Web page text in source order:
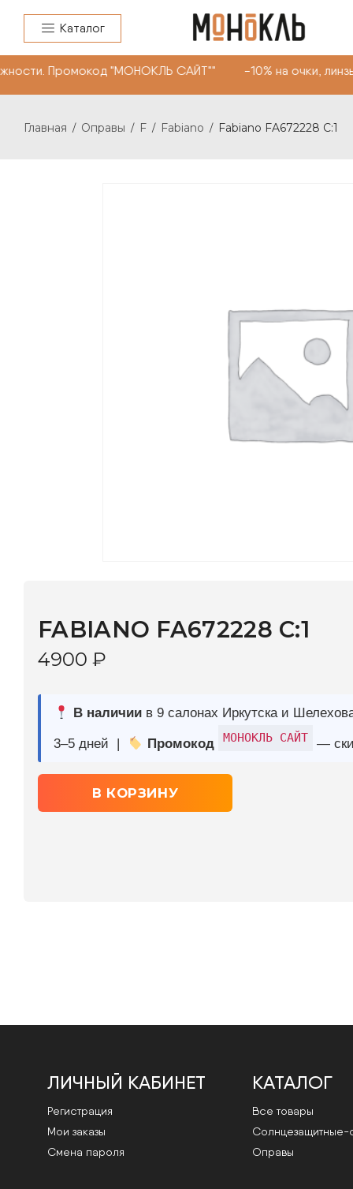
Каталог
Промокод "МОНОКЛЬ САЙТ"" -10% на
Главная / Оправы / F / Fabiano / Fabiano FA672228 C:1
3–5 дней | Промокод — скидка 10%
В КОРЗИНУ
ЛИЧНЫЙ КАБИНЕТ
Регистрация
Мои заказы
Смена пароля
КАТАЛОГ
Все товары
Cолнцезащитные-
Оправы